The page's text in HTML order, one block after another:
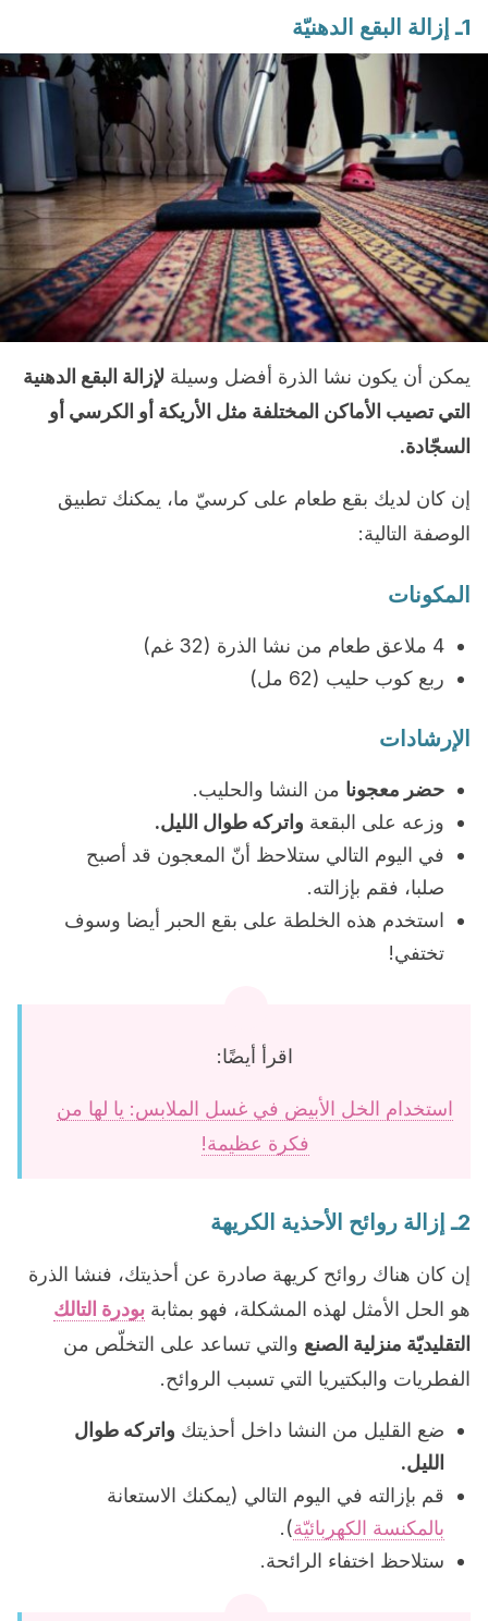
1ـ إزالة البقع الدهنيّة
يمكن أن يكون نشا الذرة أفضل وسيلة لإزالة البقع الدهنية
التي تصيب الأماكن المختلفة مثل الأريكة أو الكرسي أو
السجّادة.
إن كان لديك بقع طعام على كرسيّ ما، يمكنك تطبيق
الوصفة التالية:
المكونات
4 ملاعق طعام من نشا الذرة (32 غم)
ربع كوب حليب (62 مل)
الإرشادات
حضر معجونا من النشا والحليب.
وزعه على البقعة واتركه طوال الليل.
في اليوم التالي ستلاحظ أنّ المعجون قد أصبح
صلبا، فقم بإزالته.
استخدم هذه الخلطة على بقع الحبر أيضا وسوف
تختفي!
اقرأ أيضًا:
استخدام الخل الأبيض في غسل الملابس: يا لها من
فكرة عظيمة!
2ـ إزالة روائح الأحذية الكريهة
إن كان هناك روائح كريهة صادرة عن أحذيتك، فنشا الذرة
هو الحل الأمثل لهذه المشكلة، فهو بمثابة بودرة التالك
التقليديّة منزلية الصنع والتي تساعد على التخلّص من
الفطريات والبكتيريا التي تسبب الروائح.
ضع القليل من النشا داخل أحذيتك واتركه طوال
الليل.
قم بإزالته في اليوم التالي (يمكنك الاستعانة
بالمكنسة الكهربائيّة).
ستلاحظ اختفاء الرائحة.